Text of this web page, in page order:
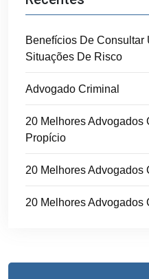
Benefícios De Consultar
Situações De Risco
Advogado Criminal
20 Melhores Advogados
Propício
20 Melhores Advogados
20 Melhores Advogados